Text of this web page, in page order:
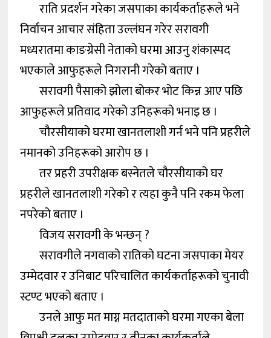
राति प्रदर्शन गरेका जसपाका कार्यकर्ताहरूले भने
निर्वाचन आचार संहिता उल्लंघन गरेर सरावगी
मध्यरातमा काङग्रेसी नेताको घरमा आउनु शंकास्पद
भएकाले आफुहरूले निगरानी गरेको बताए ।
सरावगी पैसाको झोला बोकर भोट किन्न आए पछि
आफुहरूले प्रतिवाद गरेको उनिहरूको भनाइ छ ।
चौरसीयाको घरमा खानतलाशी गर्न भने पनि प्रहरीले
नमानको उनिहरूको आरोप छ ।
तर प्रहरी उपरीक्षक बस्नेतले चौरसीयाको घर
प्रहरीले खानतलाशी गरेको र त्यहा कुनै पनि रकम फेला
नपरेको बताए ।
विजय सरावगी के भन्छन् ?
सरावगीले नगवाको रातिको घटना जसपाका मेयर
उम्मेदवार र उनिबाट परिचालित कार्यकर्ताहरूको चुनावी
स्टण्ट भएको बताए ।
उनले आफु मत माग्न मतदाताको घरमा गएका बेला